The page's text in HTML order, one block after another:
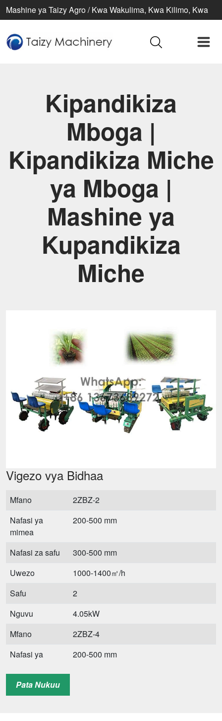
Mashine ya Taizy Agro / Kwa Wakulima, Kwa Kilimo, Kwa
Kipandikiza
Mboga |
Kipandikiza Miche
ya Mboga |
Mashine ya
Kupandikiza
Miche
Vigezo vya Bidhaa
Mfano
2ZBZ-2
Nafasi ya
mimea
200-500 mm
Nafasi za safu
300-500 mm
Uwezo
1000-1400㎡/h
Safu
2
Nguvu
4.05kW
Mfano
2ZBZ-4
Nafasi ya
200-500 mm
Nafasi za safu
Pata Nukuu